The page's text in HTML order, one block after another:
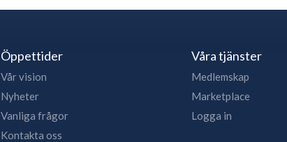
Öppettider
Vår vision
Nyheter
Vanliga frågor
Kontakta oss
Våra tjänster
Medlemskap
Marketplace
Logga in